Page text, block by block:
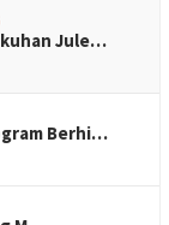
Jule…
Berhi…